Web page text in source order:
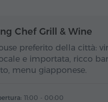
Chef Grill & Wine
preferito della città:
e importata, ricco
menu giapponese.
11:00 - 00:00